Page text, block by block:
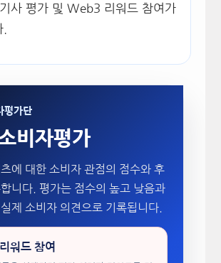
사 평가 및 Web3 리워드 참여가
평가단
비자평가
에 대한 소비자 관점의 점수와 후
니다. 평가는 점수의 높고 낮음과
제 소비자 의견으로 기록됩니다.
워드 참여